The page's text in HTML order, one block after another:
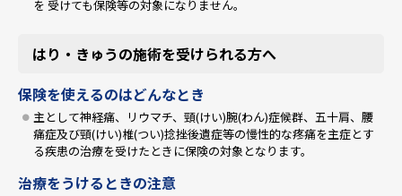
を 受けても保険等の対象になりません。
はり・きゅうの施術を受けられる方へ
保険を使えるのはどんなとき
主として神経痛、リウマチ、頸(けい)腕(わん)症候群、五十肩、腰
痛症及び頸(けい)椎(つい)捻挫後遺症等の慢性的な疼痛を主症とす
る疾患の治療を受けたときに保険の対象となります。
治療をうけるときの注意